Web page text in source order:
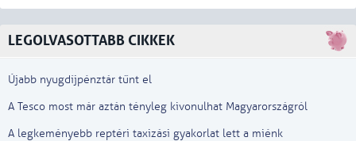
LEGOLVASOTTABB CIKKEK
Újabb nyugdíjpénztár tűnt el
A Tesco most már aztán tényleg kivonulhat Magyarországról
A legkeményebb reptéri taxizási gyakorlat lett a miénk